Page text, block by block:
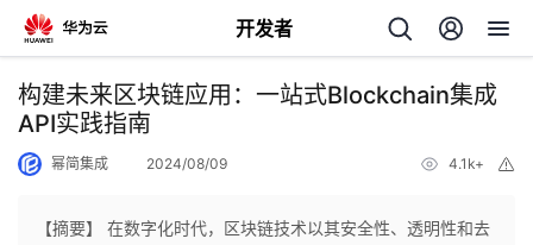
开发者
返
回
构建未来区块链应用：一站式Blockchain集成
API实践指南
幂简集成 2024/08/09 4.1k+
【摘要】 在数字化时代，区块链技术以其安全性、透明性和去